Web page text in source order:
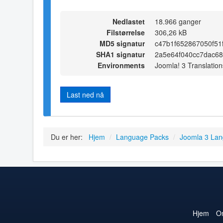
Nedlastet
18.966 ganger
Filstørrelse
306,26 kB
MD5 signatur
SHA1 signatur
Environments
Joomla! 3
Last ned nå
Du er her: Hjem / Language Packs / Joomla 3
Hjem